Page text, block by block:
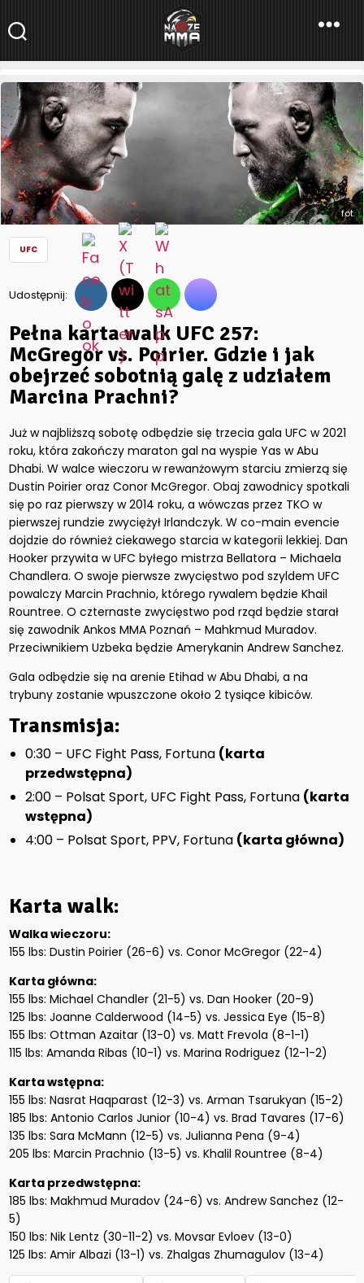
NaszeMMA
NaszeMMA.pl»Aktualności»Świat»UFC»Pełna karta walk UFC
257: McGregor vs. Poirier. Gdzie i jak obejrzeć sobotnią galę z
udziałem Marcina Prachni?
fot.
UFC
Udostępnij:
Pełna karta walk UFC 257:
McGregor vs. Poirier. Gdzie i jak
obejrzeć sobotnią galę z udziałem
Marcina Prachni?
Już w najbliższą sobotę odbędzie się trzecia gala UFC w 2021
roku, która zakończy maraton gal na wyspie Yas w Abu
Dhabi. W walce wieczoru w rewanżowym starciu zmierzą się
Dustin Poirier oraz Conor McGregor. Obaj zawodnicy spotkali
się po raz pierwszy w 2014 roku, a wówczas przez TKO w
pierwszej rundzie zwyciężył Irlandczyk. W co-main evencie
dojdzie do również ciekawego starcia w kategorii lekkiej. Dan
Hooker przywita w UFC byłego mistrza Bellatora – Michaela
Chandlera. O swoje pierwsze zwycięstwo pod szyldem UFC
powalczy Marcin Prachnio, którego rywalem będzie Khail
Rountree. O czternaste zwycięstwo pod rząd będzie starał
się zawodnik Ankos MMA Poznań – Mahkmud Muradov.
Przeciwnikiem Uzbeka będzie Amerykanin Andrew Sanchez.
Gala odbędzie się na arenie Etihad w Abu Dhabi, a na
trybuny zostanie wpuszczone około 2 tysiące kibiców.
Transmisja:
0:30 – UFC Fight Pass, Fortuna (karta
przedwstępna)
2:00 – Polsat Sport, UFC Fight Pass, Fortuna (karta
wstępna)
4:00 – Polsat Sport, PPV, Fortuna (karta główna)
Karta walk:
Walka wieczoru:
155 lbs: Dustin Poirier (26-6) vs. Conor McGregor (22-4)
Karta główna:
155 lbs: Michael Chandler (21-5) vs. Dan Hooker (20-9)
125 lbs: Joanne Calderwood (14-5) vs. Jessica Eye (15-8)
155 lbs: Ottman Azaitar (13-0) vs. Matt Frevola (8-1-1)
115 lbs: Amanda Ribas (10-1) vs. Marina Rodriguez (12-1-2)
Karta wstępna:
155 lbs: Nasrat Haqparast (12-3) vs. Arman Tsarukyan (15-2)
185 lbs: Antonio Carlos Junior (10-4) vs. Brad Tavares (17-6)
135 lbs: Sara McMann (12-5) vs. Julianna Pena (9-4)
205 lbs: Marcin Prachnio (13-5) vs. Khalil Rountree (8-4)
Karta przedwstępna:
185 lbs: Makhmud Muradov (24-6) vs. Andrew Sanchez (12-
5)
150 lbs: Nik Lentz (30-11-2) vs. Movsar Evloev (13-0)
125 lbs: Amir Albazi (13-1) vs. Zhalgas Zhumagulov (13-4)